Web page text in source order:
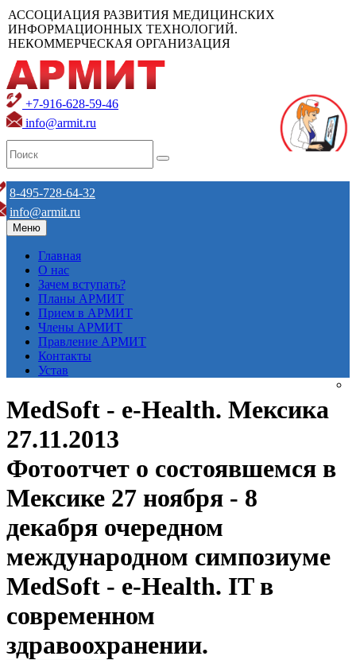
АССОЦИАЦИЯ РАЗВИТИЯ МЕДИЦИНСКИХ
ИНФОРМАЦИОННЫХ ТЕХНОЛОГИЙ.
НЕКОММЕРЧЕСКАЯ ОРГАНИЗАЦИЯ
+7-916-628-59-46
info@armit.ru
8-495-728-64-32
info@armit.ru
Меню
Главная
О нас
Зачем вступать?
Планы АРМИТ
Прием в АРМИТ
Члены АРМИТ
Правление АРМИТ
Контакты
Устав
MedSoft - e-Health. Мексика
27.11.2013
Фотоотчет о состоявшемся в
Мексике 27 ноября - 8
декабря очередном
международном симпозиуме
MedSoft - e-Health. IT в
современном
здравоохранении.